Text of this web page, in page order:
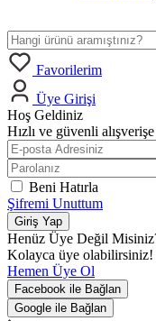
Favorilerim
Üye Girişi
Hoş Geldiniz
Hızlı ve güvenli
Beni Hatırla
Şifremi Unuttum
Giriş Yap
Henüz Üye Değil
Kolayca üye olabilirsiniz!
Hemen Üye Ol
Facebook ile Bağlan
Google ile Bağlan